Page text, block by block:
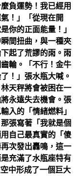
負運勢！我已經用
！」「從現在開
你的正面能量！」
間扭曲，與一種夾
起了荒謬的雨。雨
輪。「不行！金牛
！」張水瓶大喊。
天秤將會被困在一
永遠失去機會。張
入的「情緒燃料」
張寫著「我就是個
自己最真實的「傻
次發出轟鳴，這一
充滿了水瓶座特有
中形成了一個巨大